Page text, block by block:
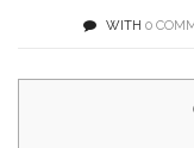
WITH 0